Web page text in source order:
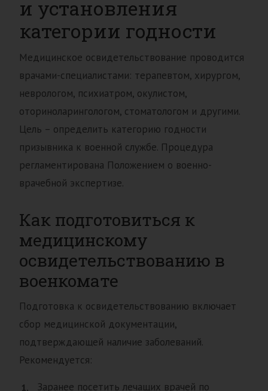
и установления
категории годности
Медицинское освидетельствование проводится
врачами-специалистами: терапевтом, хирургом,
неврологом, психиатром, окулистом,
оториноларингологом, стоматологом и другими.
Цель – определить категорию годности
призывника к военной службе. Процедура
регламентирована Положением о военно-
врачебной экспертизе.
Как подготовиться к
медицинскому
освидетельствованию в
военкомате
Подготовка к освидетельствованию включает
сбор медицинской документации,
подтверждающей наличие заболеваний.
Рекомендуется:
Заранее посетить лечащих врачей по